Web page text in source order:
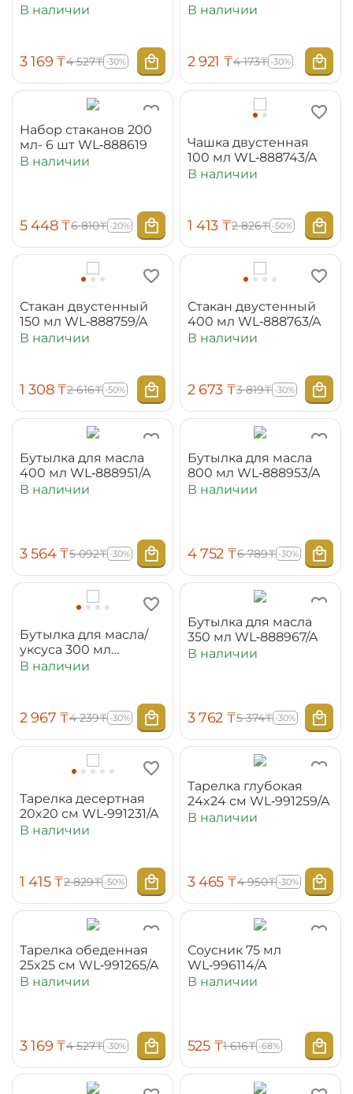
В наличии
3 169 ₸4 527₸ -30%
В наличии
2 921 ₸4 173₸ -30%
Набор стаканов 200
мл- 6 шт WL‑888619
В наличии
5 448 ₸6 810₸ -20%
Чашка двустенная
100 мл WL‑888743/A
В наличии
1 413 ₸2 826₸ -50%
Стакан двустенный
150 мл WL‑888759/A
В наличии
1 308 ₸2 616₸ -50%
Стакан двустенный
400 мл WL‑888763/A
В наличии
2 673 ₸3 819₸ -30%
Бутылка для масла
400 мл WL‑888951/A
В наличии
3 564 ₸5 092₸ -30%
Бутылка для масла
800 мл WL‑888953/A
В наличии
4 752 ₸6 789₸ -30%
Бутылка для масла/
уксуса 300 мл
WL‑888954/A
В наличии
2 967 ₸4 239₸ -30%
Бутылка для масла
350 мл WL‑888967/A
В наличии
3 762 ₸5 374₸ -30%
Тарелка десертная
20x20 см WL‑991231/A
В наличии
1 415 ₸2 829₸ -50%
Тарелка глубокая
24x24 см WL‑991259/A
В наличии
3 465 ₸4 950₸ -30%
Тарелка обеденная
25x25 см WL‑991265/A
В наличии
3 169 ₸4 527₸ -30%
Соусник 75 мл
WL‑996114/A
В наличии
‍525‍ ₸1 616₸ -68%